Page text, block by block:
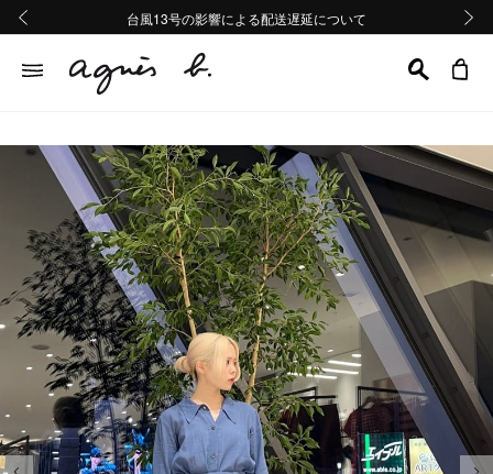
熊本地域地震の影響による配送遅延について
Summer Sale 2buy10%OFF!!
台風13号の影響による配送遅延について
熊本地域地震の影響による配送遅延について
Summer Sale 2buy10%OFF!!
前の画像